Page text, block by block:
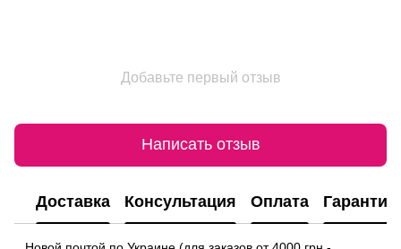
Добавьте первый отзыв
Написать отзыв
Доставка Консультация Оплата Гарантия